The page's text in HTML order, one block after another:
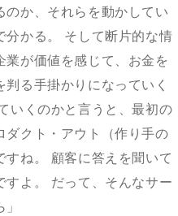
か、それらを動かしてい
分かる。 そして断片的な情
が価値を感じて、お金を
る手掛かりになっていく
いくのかと言うと、最初の
ダクト・アウト（作り手の
ね。 顧客に答えを聞いて
すよ。 だって、そんなサー